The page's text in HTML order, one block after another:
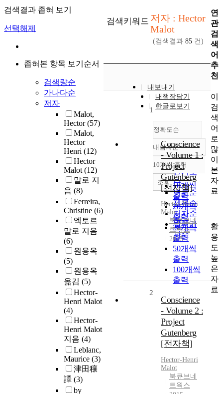
검색결과 좁혀 보기
선택해제
좁혀본 항목 보기순서
검색량순
가나다순
저자
Malot,
Hector(57)
Malot,
Hector
Henri (12)
Hector
Malot(12)
말로 지
음 (8)
Ferreira,
Christine (6)
엑토르
말로 지음
(6)
원용옥
(5)
원용옥
옮김 (5)
Hector-
Henri Malot
(4)
Hector-
Henri Malot
지음 (4)
Leblanc,
Maurice (3)
津田穰
譯 (3)
by
검색키워드 저자 : Hector
Malot
(검색결과 85 건)
내보내기
내책장담기
한글로보기
정확도순
정확도
순
인기도
순
연도순
제목순
저자순
발행기
관순
내림차순
내림차순
10개씩 출력
10개씩
출력
20개씩
출력
30개씩
출력
50개씩
출력
100개씩
출력
조회
1
Conscience
- Volume 1 :
Project
Gutenberg
[전자책]
Hector-Henri
Malot
북큐브네
트웍스
2015
2
Conscience
- Volume 2 :
Project
Gutenberg
[전자책]
Hector-Henri
Malot
북큐브네
트웍스
연
관
검
색
어
추
천
이
검
색
어
로
많
이
본
자
료
활
용
도
높
은
자
료